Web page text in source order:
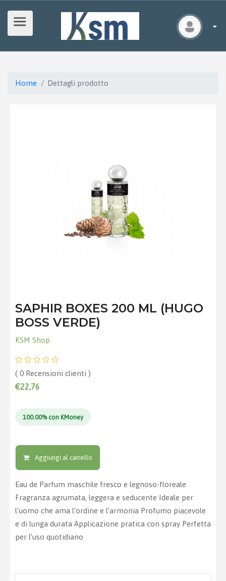
Home Dettagli prodotto
SAPHIR BOXES 200 ML (HUGO
BOSS VERDE)
KSM Shop
( 0 Recensioni clienti )
€22,76
100.00% con KMoney
Aggiungi al carrello
Eau de Parfum maschile fresco e legnoso-floreale
Fragranza agrumata, leggera e seducente Ideale per
l’uomo che ama l’ordine e l’armonia Profumo piacevole
e di lunga durata Applicazione pratica con spray Perfetta
per l’uso quotidiano